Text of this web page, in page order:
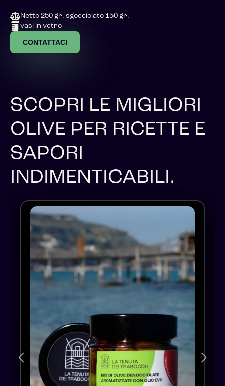
Netto 250 gr. sgocciolato 150 gr.
vasi in vetro
CONTATTACI
SCOPRI LE MIGLIORI
OLIVE PER RICETTE E
SAPORI
INDIMENTICABILI.